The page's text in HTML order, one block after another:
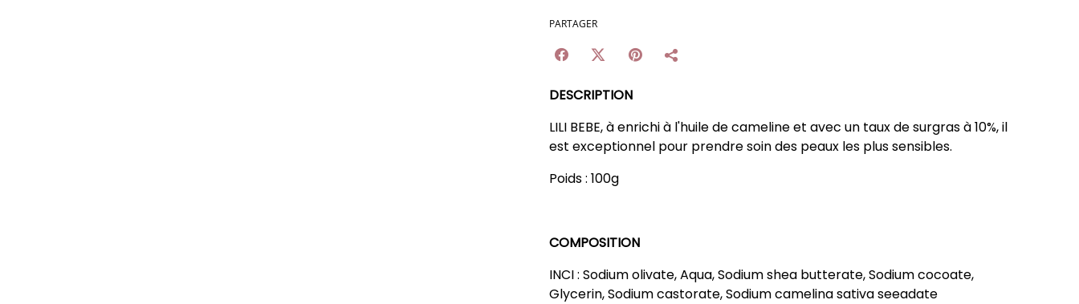
PARTAGER
DESCRIPTION
LILI BEBE, à enrichi à l'huile de cameline et avec un taux de surgras à 10%, il
est exceptionnel pour prendre soin des peaux les plus sensibles.
Poids : 100g
COMPOSITION
INCI : Sodium olivate, Aqua, Sodium shea butterate, Sodium cocoate,
Glycerin, Sodium castorate, Sodium camelina sativa seeadate